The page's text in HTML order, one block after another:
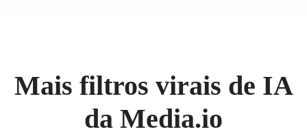
Mais filtros virais de IA
da Media.io